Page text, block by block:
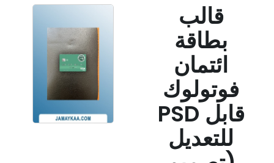
قالب
بطاقة
ائتمان
فوتولوك
PSD قابل
للتعديل